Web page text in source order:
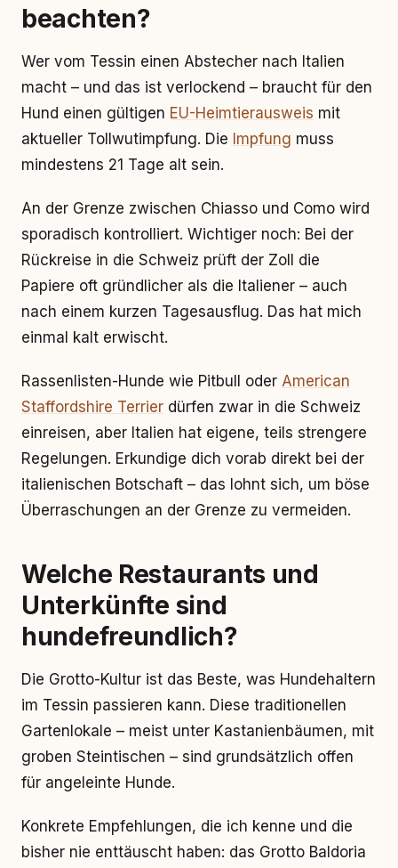
beachten?
Wer vom Tessin einen Abstecher nach Italien
macht – und das ist verlockend – braucht für den
Hund einen gültigen EU-Heimtierausweis mit
aktueller Tollwutimpfung. Die Impfung muss
mindestens 21 Tage alt sein.
An der Grenze zwischen Chiasso und Como wird
sporadisch kontrolliert. Wichtiger noch: Bei der
Rückreise in die Schweiz prüft der Zoll die
Papiere oft gründlicher als die Italiener – auch
nach einem kurzen Tagesausflug. Das hat mich
einmal kalt erwischt.
Rassenlisten-Hunde wie Pitbull oder American
Staffordshire Terrier dürfen zwar in die Schweiz
einreisen, aber Italien hat eigene, teils strengere
Regelungen. Erkundige dich vorab direkt bei der
italienischen Botschaft – das lohnt sich, um böse
Überraschungen an der Grenze zu vermeiden.
Welche Restaurants und
Unterkünfte sind
hundefreundlich?
Die Grotto-Kultur ist das Beste, was Hundehaltern
im Tessin passieren kann. Diese traditionellen
Gartenlokale – meist unter Kastanienbäumen, mit
groben Steintischen – sind grundsätzlich offen
für angeleinte Hunde.
Konkrete Empfehlungen, die ich kenne und die
bisher nie enttäuscht haben: das Grotto Baldoria